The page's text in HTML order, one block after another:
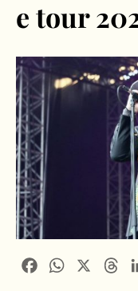
e tour
FacebookWhatsApp